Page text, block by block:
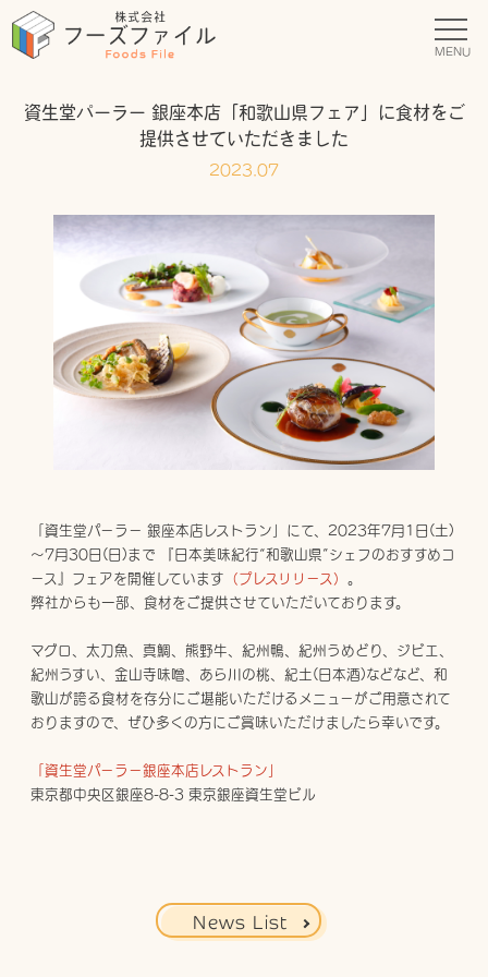
MENU
資生堂パーラー 銀座本店「和歌山県フェア」に食材をご
提供させていただきました
2023.07
「資生堂パーラー 銀座本店レストラン」にて、2023年7月1日(土)
～7月30日(日)まで 『日本美味紀行“和歌山県”シェフのおすすめコ
ース』フェアを開催しています （プレスリリース） 。
弊社からも一部、食材をご提供させていただいております。
マグロ、太刀魚、真鯛、熊野牛、紀州鴨、紀州うめどり、ジビエ、
紀州うすい、金山寺味噌、あら川の桃、紀土(日本酒)などなど、和
歌山が誇る食材を存分にご堪能いただけるメニューがご用意されて
おりますので、ぜひ多くの方にご賞味いただけましたら幸いです。
「資生堂パーラー銀座本店レストラン」
東京都中央区銀座8-8-3 東京銀座資生堂ビル
News List